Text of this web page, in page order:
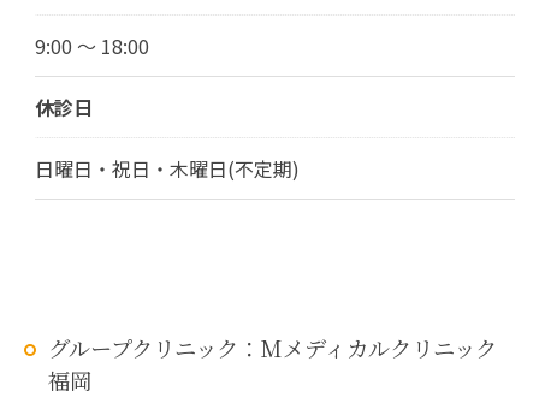
9:00 ～ 18:00
休診日
日曜日・祝日・木曜日(不定期)
グループクリニック：Mメディカルクリニック
福岡